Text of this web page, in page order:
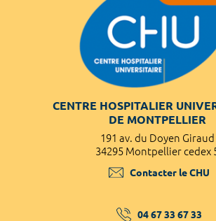
CENTRE HOSPITALIER
DE MONTPELLIER
191 av. du Doyen Giraud
34295 Montpellier cedex
Contacter le CHU
04 67 33 67 33